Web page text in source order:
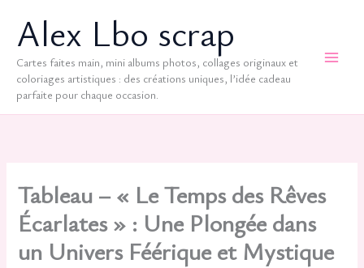
contenuAlex Lbo scrap
Cartes faites main, mini albums photos, collages originaux et
coloriages artistiques : des créations uniques, l’idée cadeau
parfaite pour chaque occasion.
Tableau – « Le Temps des Rêves
Écarlates » : Une Plongée dans
un Univers Féérique et Mystique